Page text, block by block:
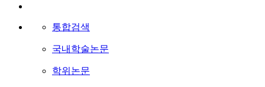
통합검색
국내학술논문
학위논문